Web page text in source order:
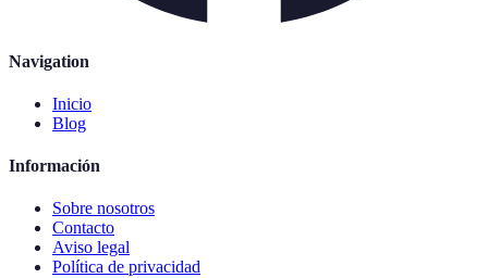
Navigation
Inicio
Blog
Información
Sobre nosotros
Contacto
Aviso legal
Política de privacidad